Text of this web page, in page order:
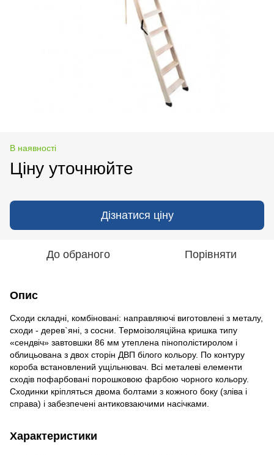
В наявності
Ціну уточнюйте
Дізнатися ціну
До обраного Порівняти
Опис
Сходи складні, комбіновані: направляючі виготовлені з металу,
сходи - дерев`яні, з сосни. Термоізоляційна кришка типу
«сендвіч» завтовшки 86 мм утеплена пінополістиролом і
облицьована з двох сторін ДВП білого кольору. По контуру
короба встановлений ущільнювач. Всі металеві елементи
сходів пофарбовані порошковою фарбою чорного кольору.
Сходинки кріпляться двома болтами з кожного боку (зліва і
справа) і забезпечені антиковзаючими насічками.
Характеристики